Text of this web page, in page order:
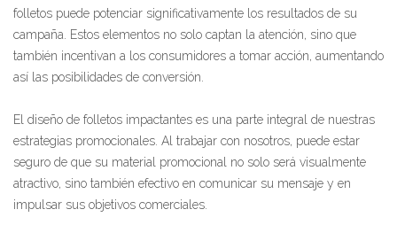
folletos puede potenciar significativamente los resultados de su
campaña. Estos elementos no solo captan la atención, sino que
también incentivan a los consumidores a tomar acción, aumentando
así las posibilidades de conversión.
El diseño de folletos impactantes es una parte integral de nuestras
estrategias promocionales. Al trabajar con nosotros, puede estar
seguro de que su material promocional no solo será visualmente
atractivo, sino también efectivo en comunicar su mensaje y en
impulsar sus objetivos comerciales.